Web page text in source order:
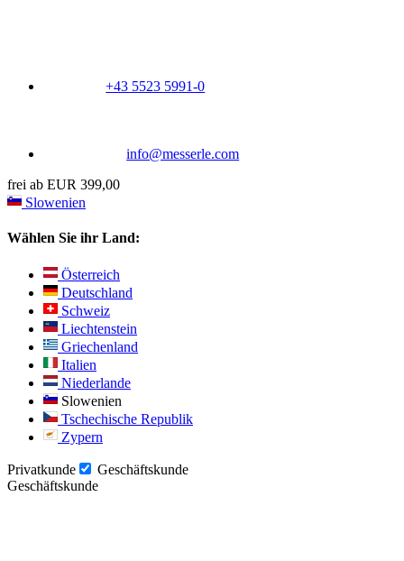
+43 5523 5991-0
info@messerle.com
frei ab EUR 399,00
Slowenien
Wählen Sie ihr Land:
Österreich
Deutschland
Schweiz
Liechtenstein
Griechenland
Italien
Niederlande
Slowenien
Tschechische Republik
Zypern
Privatkunde
Geschäftskunde
Geschäftskunde